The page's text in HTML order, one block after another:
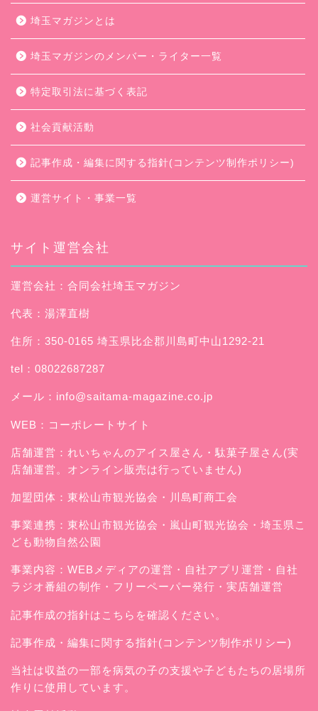
埼玉マガジンとは
埼玉マガジンのメンバー・ライター一覧
特定取引法に基づく表記
社会貢献活動
記事作成・編集に関する指針(コンテンツ制作ポリシー)
運営サイト・事業一覧
サイト運営会社
運営会社：合同会社埼玉マガジン
代表：湯澤直樹
住所：350-0165 埼玉県比企郡川島町中山1292-21
tel：08022687287
メール： info@saitama-magazine.co.jp
WEB： コーポレートサイト
店舗運営： れいちゃんのアイス屋さん ・駄菓子屋さん(実
店舗運営。オンライン販売は行っていません)
加盟団体：東松山市観光協会・川島町商工会
事業連携：東松山市観光協会・嵐山町観光協会・埼玉県こ
ども動物自然公園
事業内容：WEBメディアの運営・自社アプリ運営・自社
ラジオ番組の制作・フリーペーパー発行・実店舗運営
記事作成の指針はこちらを確認ください。
記事作成・編集に関する指針(コンテンツ制作ポリシー)
当社は収益の一部を病気の子の支援や子どもたちの居場所
作りに使用しています。